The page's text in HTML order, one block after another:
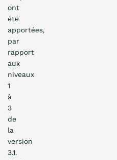
ont
été
apportées,
par
rapport
aux
niveaux
1
à
3
de
la
version
3.1.